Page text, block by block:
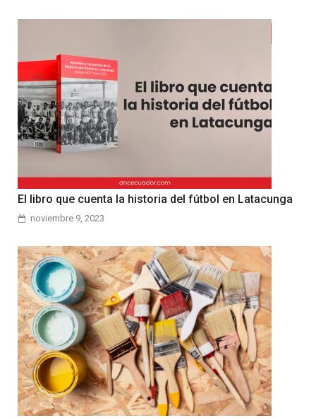
El libro que cuenta la historia del fútbol en Latacunga
noviembre 9, 2023